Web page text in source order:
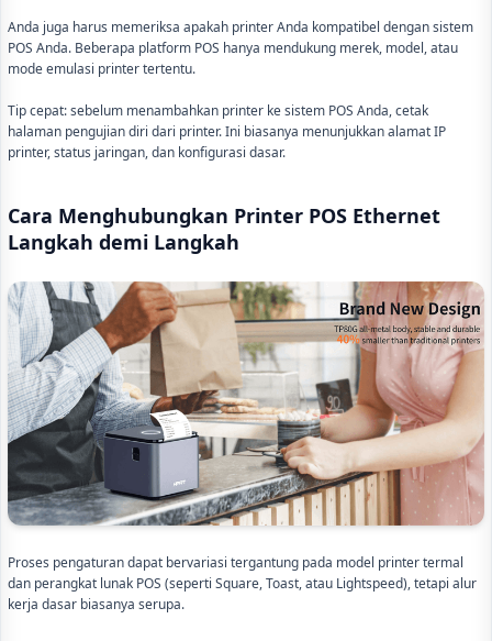
Anda juga harus memeriksa apakah printer Anda kompatibel dengan sistem
POS Anda. Beberapa platform POS hanya mendukung merek, model, atau
mode emulasi printer tertentu.
Tip cepat: sebelum menambahkan printer ke sistem POS Anda, cetak
halaman pengujian diri dari printer. Ini biasanya menunjukkan alamat IP
printer, status jaringan, dan konfigurasi dasar.
Cara Menghubungkan Printer POS Ethernet
Langkah demi Langkah
Proses pengaturan dapat bervariasi tergantung pada model printer termal
dan perangkat lunak POS (seperti Square, Toast, atau Lightspeed), tetapi alur
kerja dasar biasanya serupa.